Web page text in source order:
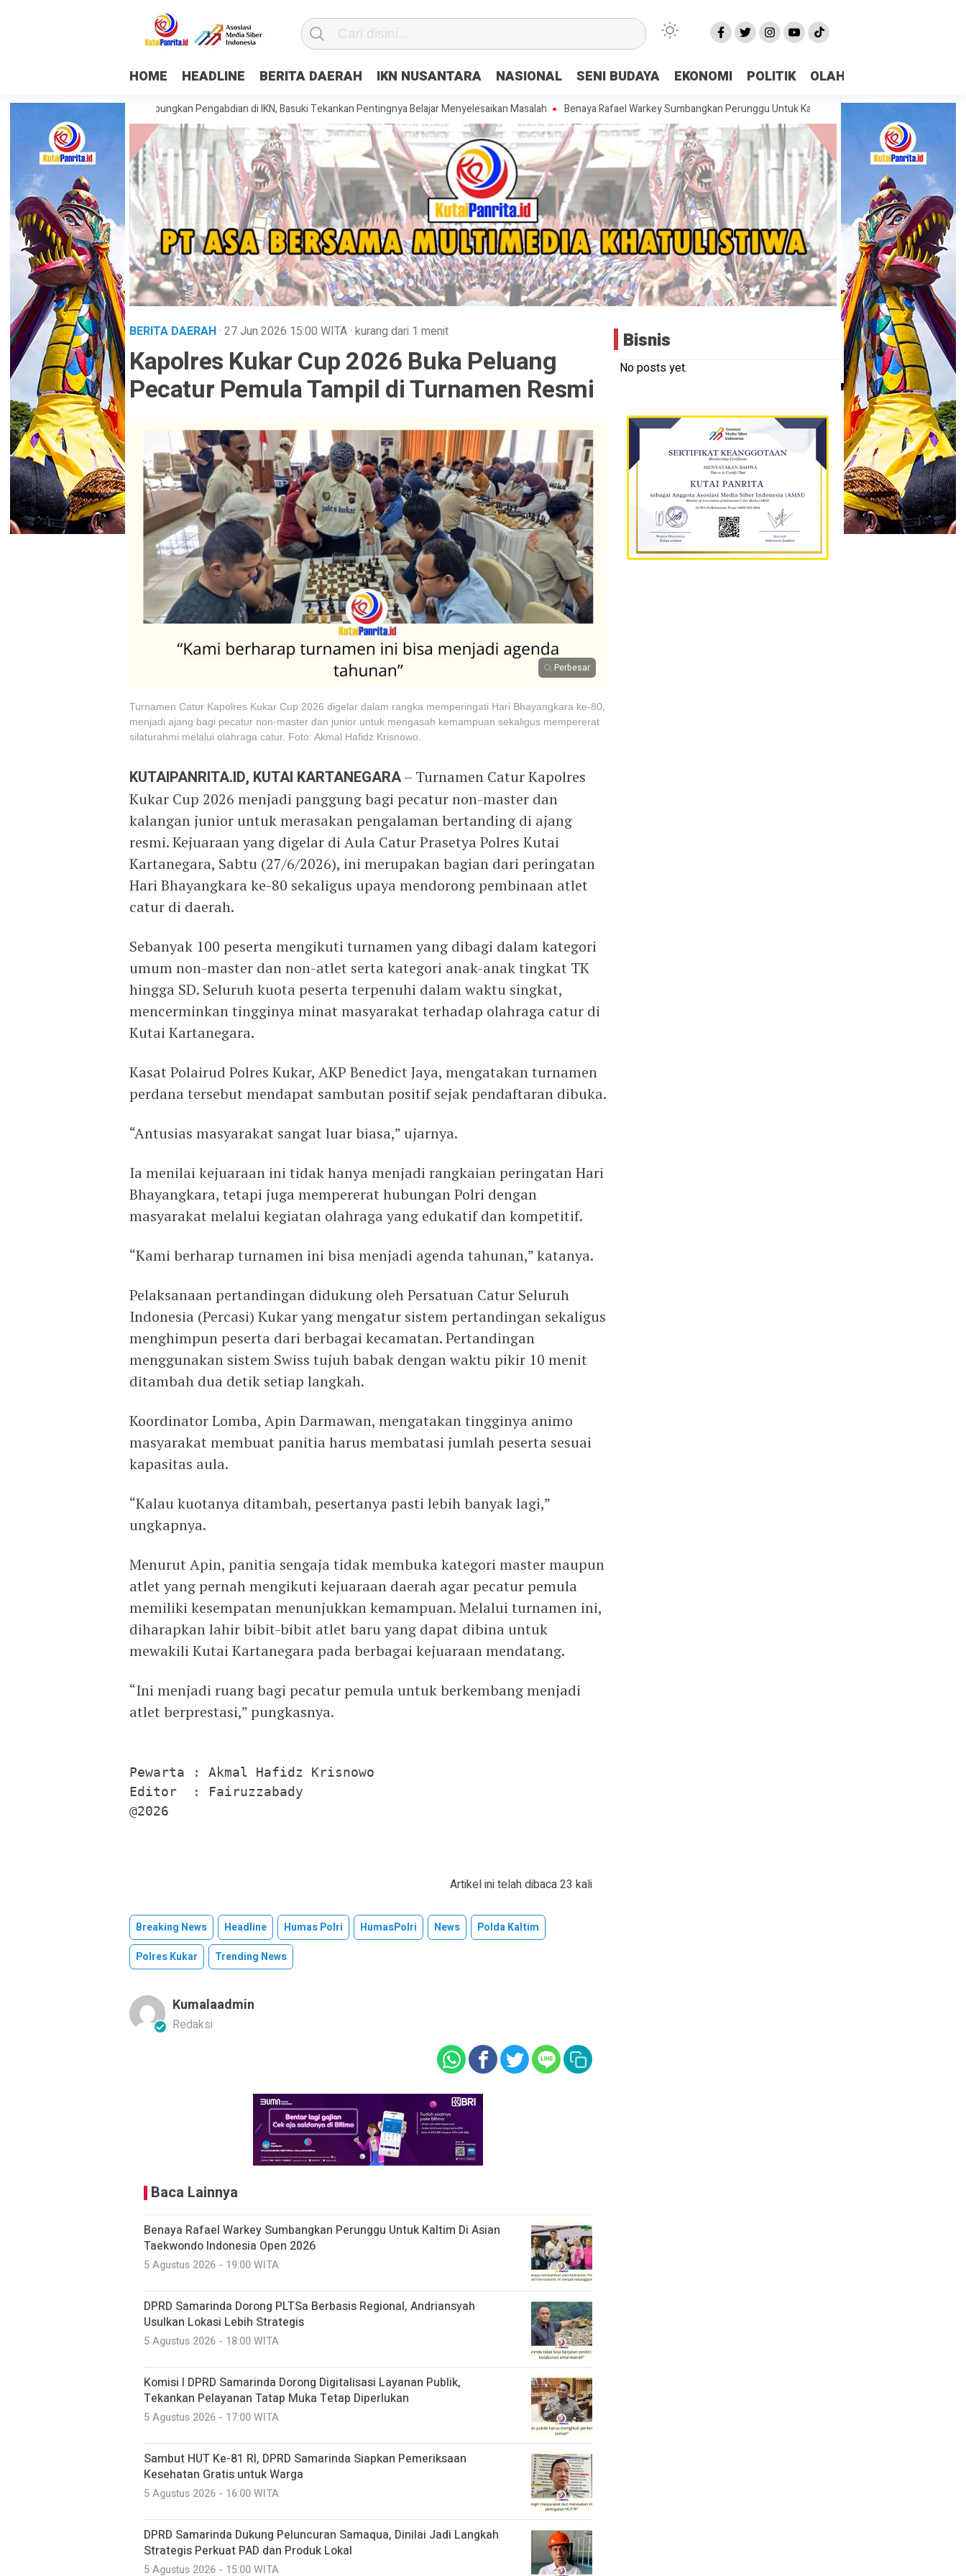
HOME HEADLINE BERITA DAERAH IKN NUSANTARA NASIONAL SENI BUDAYA EKONOMI POLITIK OLAHRAGA
KKN Tematik Rampungkan Pengabdian di IKN, Basuki Tekankan Pentingnya Belajar Menyelesaikan Masalah Benaya Rafael Warkey Sumbangkan Perunggu Untuk Kaltim Di Asian Taekwondo Indonesia Open
BERITA DAERAH· 27 Jun 2026 15:00 WITA· kurang dari 1 menit
Kapolres Kukar Cup 2026 Buka Peluang
Pecatur Pemula Tampil di Turnamen Resmi
Perbesar
Turnamen Catur Kapolres Kukar Cup 2026 digelar dalam rangka memperingati Hari Bhayangkara ke-80,
menjadi ajang bagi pecatur non-master dan junior untuk mengasah kemampuan sekaligus mempererat
silaturahmi melalui olahraga catur. Foto: Akmal Hafidz Krisnowo.
KUTAIPANRITA.ID, KUTAI KARTANEGARA– Turnamen Catur Kapolres
Kukar Cup 2026 menjadi panggung bagi pecatur non-master dan
kalangan junior untuk merasakan pengalaman bertanding di ajang
resmi. Kejuaraan yang digelar di Aula Catur Prasetya Polres Kutai
Kartanegara, Sabtu (27/6/2026), ini merupakan bagian dari peringatan
Hari Bhayangkara ke-80 sekaligus upaya mendorong pembinaan atlet
catur di daerah.
Sebanyak 100 peserta mengikuti turnamen yang dibagi dalam kategori
umum non-master dan non-atlet serta kategori anak-anak tingkat TK
hingga SD. Seluruh kuota peserta terpenuhi dalam waktu singkat,
mencerminkan tingginya minat masyarakat terhadap olahraga catur di
Kutai Kartanegara.
Kasat Polairud Polres Kukar, AKP Benedict Jaya, mengatakan turnamen
perdana tersebut mendapat sambutan positif sejak pendaftaran dibuka.
“Antusias masyarakat sangat luar biasa,” ujarnya.
Ia menilai kejuaraan ini tidak hanya menjadi rangkaian peringatan Hari
Bhayangkara, tetapi juga mempererat hubungan Polri dengan
masyarakat melalui kegiatan olahraga yang edukatif dan kompetitif.
“Kami berharap turnamen ini bisa menjadi agenda tahunan,” katanya.
Pelaksanaan pertandingan didukung oleh Persatuan Catur Seluruh
Indonesia (Percasi) Kukar yang mengatur sistem pertandingan sekaligus
menghimpun peserta dari berbagai kecamatan. Pertandingan
menggunakan sistem Swiss tujuh babak dengan waktu pikir 10 menit
ditambah dua detik setiap langkah.
Koordinator Lomba, Apin Darmawan, mengatakan tingginya animo
masyarakat membuat panitia harus membatasi jumlah peserta sesuai
kapasitas aula.
“Kalau kuotanya ditambah, pesertanya pasti lebih banyak lagi,”
ungkapnya.
Menurut Apin, panitia sengaja tidak membuka kategori master maupun
atlet yang pernah mengikuti kejuaraan daerah agar pecatur pemula
memiliki kesempatan menunjukkan kemampuan. Melalui turnamen ini,
diharapkan lahir bibit-bibit atlet baru yang dapat dibina untuk
mewakili Kutai Kartanegara pada berbagai kejuaraan mendatang.
“Ini menjadi ruang bagi pecatur pemula untuk berkembang menjadi
atlet berprestasi,” pungkasnya.
Pewarta : Akmal Hafidz Krisnowo
Editor  : Fairuzzabady
@2026
Artikel ini telah dibaca 23 kali
Breaking News Headline Humas Polri HumasPolri News
Polda Kaltim
Polres Kukar
Trending News
Kumalaadmin
Redaksi
Baca Lainnya
Benaya Rafael Warkey Sumbangkan Perunggu Untuk Kaltim Di Asian
Taekwondo Indonesia Open 2026
5 Agustus 2026 - 19:00 WITA
DPRD Samarinda Dorong PLTSa Berbasis Regional, Andriansyah
Usulkan Lokasi Lebih Strategis
5 Agustus 2026 - 18:00 WITA
Komisi I DPRD Samarinda Dorong Digitalisasi Layanan Publik,
Tekankan Pelayanan Tatap Muka Tetap Diperlukan
5 Agustus 2026 - 17:00 WITA
Sambut HUT Ke-81 RI, DPRD Samarinda Siapkan Pemeriksaan
Kesehatan Gratis untuk Warga
5 Agustus 2026 - 16:00 WITA
DPRD Samarinda Dukung Peluncuran Samaqua, Dinilai Jadi Langkah
Strategis Perkuat PAD dan Produk Lokal
5 Agustus 2026 - 15:00 WITA
Bisnis
No posts yet.